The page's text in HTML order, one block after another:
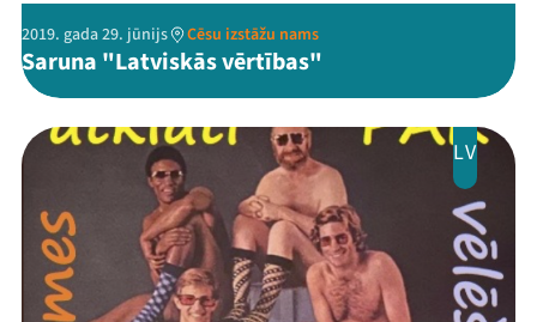
2019. gada 29. jūnijs Cēsu izstāžu nams
Saruna "Latviskās vērtības"
LV